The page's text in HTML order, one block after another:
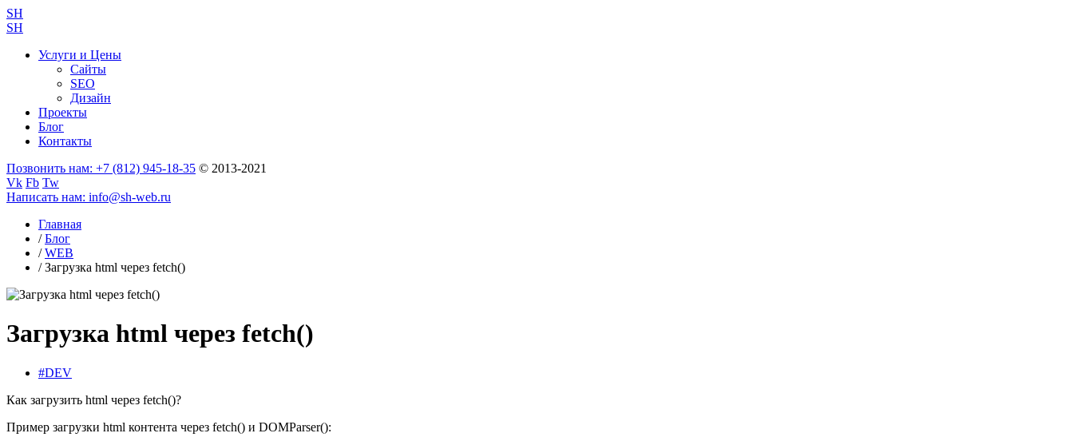
SH
SH
Услуги и Цены
Сайты
SEO
Дизайн
Проекты
Блог
Контакты
Позвонить нам: +7 (812) 945-18-35 © 2013-2021
Vk Fb Tw
Написать нам: info@sh-web.ru
Главная
/ Блог
/ WEB
/ Загрузка html через fetch()
Загрузка html через fetch()
#DEV
Как загрузить html через fetch()?
Пример загрузки html контента через fetch() и DOMParser():